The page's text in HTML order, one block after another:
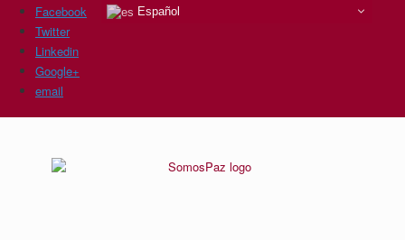
Facebook
Twitter
Linkedin
Google+
email
Español